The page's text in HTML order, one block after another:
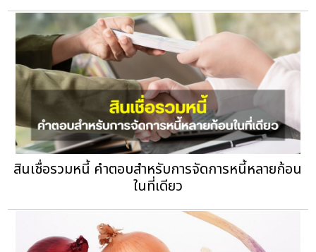
สินเชื่อรวมหนี้ คำตอบสำหรับการจัดการหนี้หลายก้อน
ในที่เดียว